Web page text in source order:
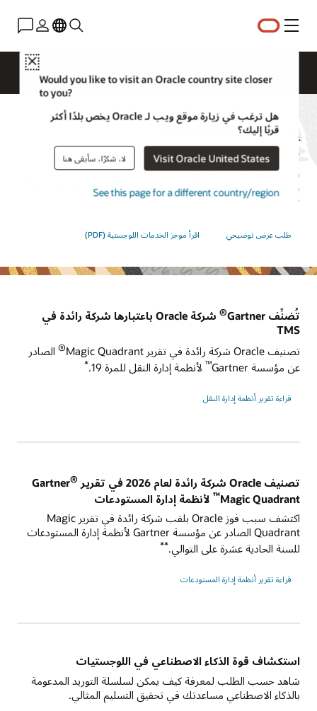
القائمة
Close
Would you like to visit an Oracle country site closer
to you?
هل ترغب في زيارة موقع ويب لـ Oracle يخص بلدًا أكثر
قربًا إليك؟
Visit Oracle United States لا، شكرًا، سأبقى هنا
See this page for a different country/region
رؤى الأعمال
إدارة المستودعات
قم بتحويل عمليات المستودع لمواجهة تحديات السوق القائمة على الطلب اليوم،
ونجاح إدارة عمليات الاستيفاء المعقدة، واكتساب رؤية إجمالية للمخزون - من
مركز التوزيع إلى صف المتجر.
طلب عرض توضيحي اقرأ موجز الخدمات اللوجستية (PDF)
تُضنِّف Gartner ®
شركة Oracle باعتبارها شركة رائدة في
TMS
تصنيف Oracle شركة رائدة في تقرير Magic Quadrant
® الصادر
عن مؤسسة Gartner
™ لأنظمة إدارة النقل للمرة 19. *
قراءة تقرير أنظمة إدارة النقل
تصنيف Oracle شركة رائدة لعام 2026 في تقرير Gartner ®
Magic Quadrant
™ لأنظمة إدارة المستودعات
اكتشف سبب فوز Oracle بلقب شركة رائدة في تقرير Magic
Quadrant الصادر عن مؤسسة Gartner لأنظمة إدارة المستودعات
للسنة الحادية عشرة على التوالي.**
قراءة تقرير أنظمة إدارة المستودعات
استكشاف قوة الذكاء الاصطناعي في اللوجستيات
شاهد حسب الطلب لمعرفة كيف يمكن لسلسلة التوريد المدعومة
بالذكاء الاصطناعي مساعدتك في تحقيق التسليم المثالي.